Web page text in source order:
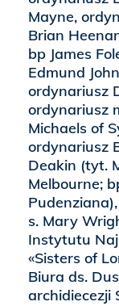
Mayne,
Brian
bp James
Edmund
ordynariusz
ordynariusz
Michaels of
ordynariusz
Deakin (tyt.
Melbourne;
s. Mary
Instytutu
«Sisters of
Biura ds.
archidiecezji